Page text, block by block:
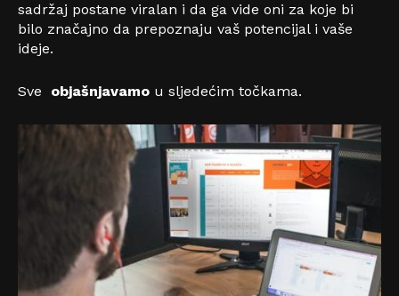
sadržaj postane viralan i da ga vide oni za koje bi
bilo značajno da prepoznaju vaš potencijal i vaše
ideje.
Sve objašnjavamo u sljedećim točkama.